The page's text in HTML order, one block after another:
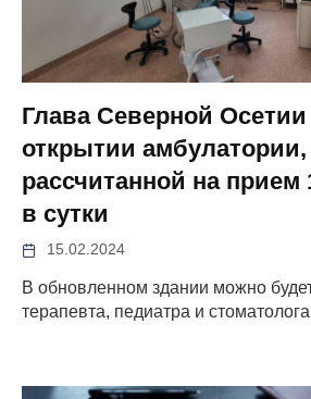
Глава Северной
открытии амбулатории,
рассчитанной на прием
в сутки
15.02.2024
В обновленном здании можно
терапевта, педиатра и стоматолога